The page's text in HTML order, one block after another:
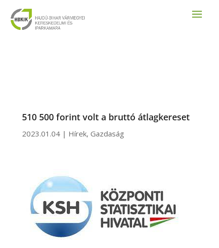
510 500 forint volt a bruttó átlagkereset
2023.01.04| Hírek, Gazdaság